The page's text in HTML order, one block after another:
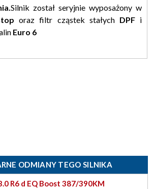
Silnik został seryjnie wyposażony w
oraz filtr cząstek stałych DPFi
Euro 6
ODMIANY TEGO SILNIKA
R6 d EQ Boost 387/390KM